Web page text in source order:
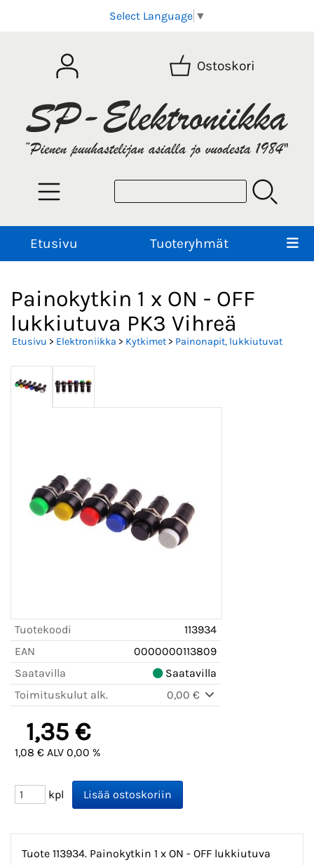
Select Language ▼
Ostoskori
Etusivu Tuoteryhmät
Painokytkin 1 x ON - OFF
lukkiutuva PK3 Vihreä
Etusivu > Elektroniikka > Kytkimet> Painonapit, lukkiutuvat
Tuotekoodi
113934
EAN
0000000113809
Saatavilla
Saatavilla
Toimituskulut alk.
0,00 €
1,35 €
1,08 € ALV 0,00 %
kpl
Tuote 113934. Painokytkin 1 x ON - OFF lukkiutuva